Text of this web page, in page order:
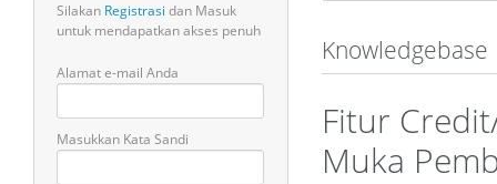
Silakan Registrasi dan Masuk
untuk mendapatkan akses penuh
Alamat e-mail Anda
Masukkan Kata Sandi
Knowledgebase
Fitur
Muka